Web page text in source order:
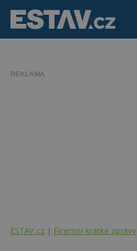
REKLAMA
ESTAV.cz Firemní krátké zprávy